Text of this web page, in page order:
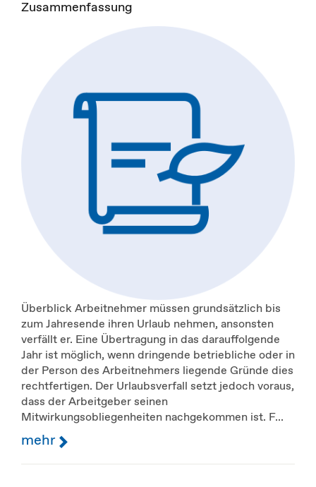
Zusammenfassung
Überblick Arbeitnehmer müssen grundsätzlich bis
zum Jahresende ihren Urlaub nehmen, ansonsten
verfällt er. Eine Übertragung in das darauffolgende
Jahr ist möglich, wenn dringende betriebliche oder in
der Person des Arbeitnehmers liegende Gründe dies
rechtfertigen. Der Urlaubsverfall setzt jedoch voraus,
dass der Arbeitgeber seinen
Mitwirkungsobliegenheiten nachgekommen ist. F...
mehr